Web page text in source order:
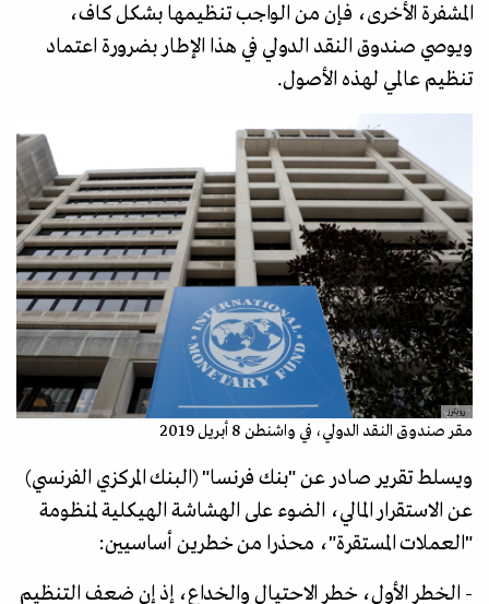
المشفرة الأخرى، فإن من الواجب تنظيمها بشكل كاف،
ويوصي صندوق النقد الدولي في هذا الإطار بضرورة اعتماد
تنظيم عالمي لهذه الأصول.
رويترز
مقر صندوق النقد الدولي، في واشنطن 8 أبريل 2019
ويسلط تقرير صادر عن "بنك فرنسا" (البنك المركزي الفرنسي)
عن الاستقرار المالي، الضوء على الهشاشة الهيكلية لمنظومة
"العملات المستقرة"، محذرا من خطرين أساسيين:
- الخطر الأول، خطر الاحتيال والخداع، إذ إن ضعف التنظيم